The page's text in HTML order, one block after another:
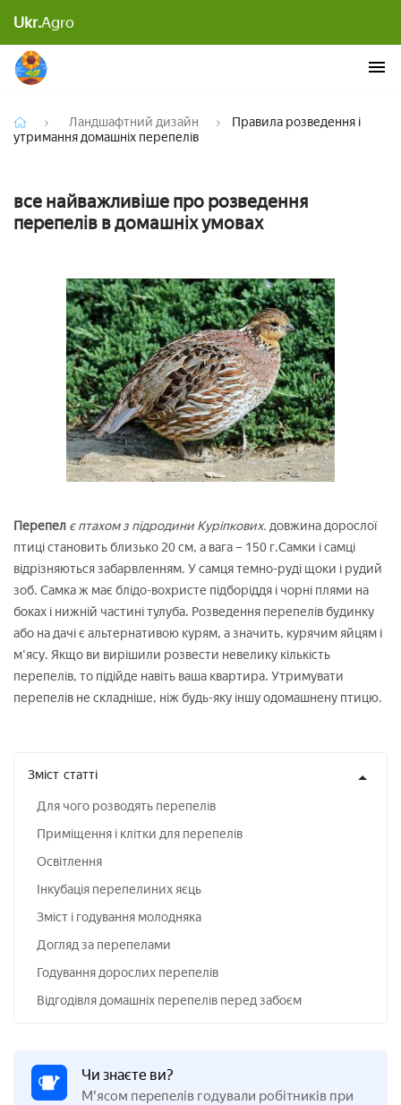
Ukr.Agroперепелів
Ландшафтний дизайн
Правила розведення і
утримання домашніх перепелів
все найважливіше про розведення
перепелів в домашніх умовах
Перепел є птахом з підродини Куріпкових. довжина дорослої
птиці становить близько 20 см, а вага – 150 г.Самки і самці
відрізняються забарвленням. У самця темно-руді щоки і рудий
зоб. Самка ж має блідо-вохристе підборіддя і чорні плями на
боках і нижній частині тулуба. Розведення перепелів будинку
або на дачі є альтернативою курям, а значить, курячим яйцям і
м'ясу. Якщо ви вирішили розвести невелику кількість
перепелів, то підійде навіть ваша квартира. Утримувати
перепелів не складніше, ніж будь-яку іншу одомашнену птицю.
Зміст статті
Для чого розводять перепелів
Приміщення і клітки для перепелів
Освітлення
Інкубація перепелиних яєць
Зміст і годування молодняка
Догляд за перепелами
Годування дорослих перепелів
Відгодівля домашніх перепелів перед забоєм
Чи знаєте ви?
М'ясом перепелів годували робітників при